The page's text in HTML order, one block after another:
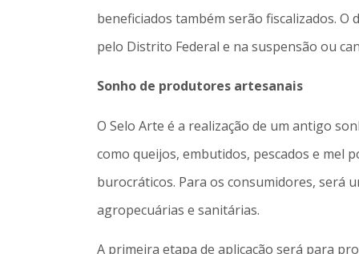
beneficiados também serão fiscalizados.
pelo Distrito Federal e na suspensão ou
Sonho de produtores artesanais
O Selo Arte é a realização de um antigo
como queijos, embutidos, pescados e mel
burocráticos. Para os consumidores, será
agropecuárias e sanitárias.
A primeira etapa de aplicação será para